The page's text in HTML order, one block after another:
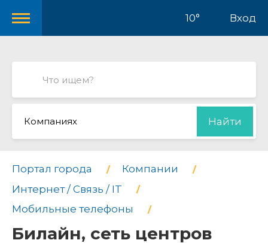
10° Вход
Компаниях Найти
Портал города
Компании
Интернет / Связь / IT
Мобильные телефоны
Билайн, сеть центров